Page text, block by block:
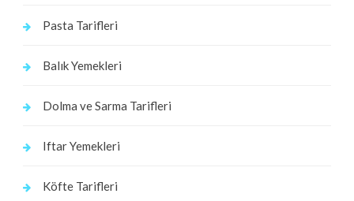
Pasta Tarifleri
Balık Yemekleri
Dolma ve Sarma Tarifleri
Iftar Yemekleri
Köfte Tarifleri